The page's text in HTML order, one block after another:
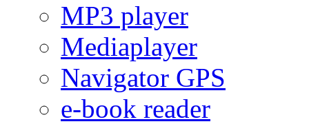
MP3 player
Mediaplayer
Navigator GPS
e-book reader